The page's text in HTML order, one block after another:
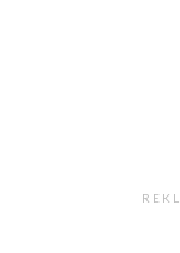
R E K